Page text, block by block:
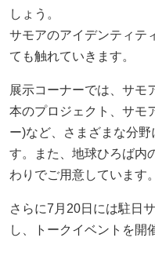
しょう。
サモアのアイデンティテ
ても触れていきます。
展示コーナーでは、サモ
本のプロジェクト、サモ
ー)など、さまざまな分
す。また、地球ひろば内
わりでご用意しています。
さらに7月20日には駐日
し、トークイベントを開